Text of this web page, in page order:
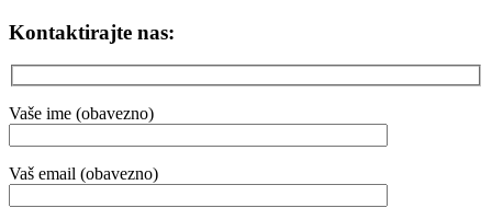
Kontaktirajte nas:
Vaše ime (obavezno)
Vaš email (obavezno)